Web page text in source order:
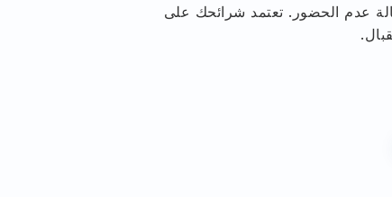
عدم الحضور. تعتمد شرائحك على